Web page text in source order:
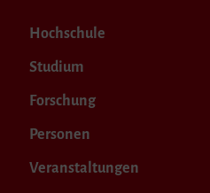
Hochschule
Studium
Forschung
Personen
Veranstaltungen